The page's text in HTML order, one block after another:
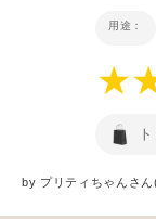
用途：
by プリティちゃん さ